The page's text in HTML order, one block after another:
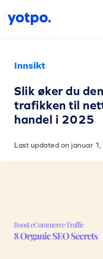
Innsikt
Slik øker du
trafikken til
handel i 2025
Last updated on januar